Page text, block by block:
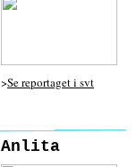
>Se reportaget i svt
Anlita